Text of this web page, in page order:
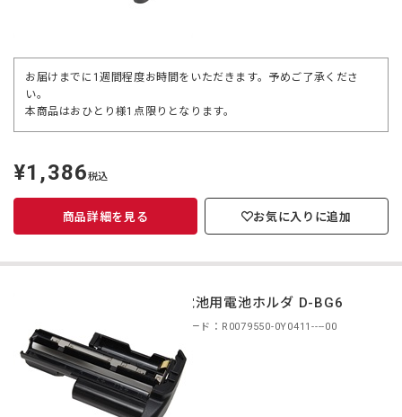
お届けまでに1週間程度お時間をいただきます。予めご了承くださ
い。
本商品はおひとり様1点限りとなります。
定
価
¥1,386税込
商品詳細を見る お気に入りに追加
単3電池用電池ホルダ D-BG6
商品コード：R0079550-0Y0411----00